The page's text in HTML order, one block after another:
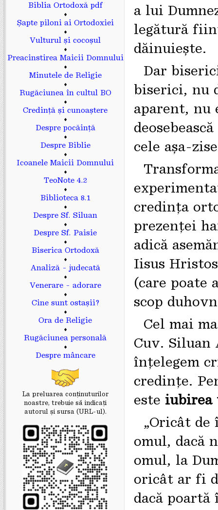
Biblia Ortodoxă pdf
♦
Șapte piloni ai Ortodoxiei
♦
Vulturul și cocoșul
♦
Preacinstirea Maicii Domnului
♦
Minutele de Religie
♦
Rugăciunea în cultul BO
♦
Credință și cunoaștere
♦
Despre pocăință
♦
Despre Biblie
♦
Icoanele Maicii Domnului
♦
TeoNote 4.2
♦
Biblioteca 8.1
♦
Despre Sf. Siluan
♦
Despre Sf. Paisie
♦
Biserica Ortodoxă
♦
Analiză - judecată
♦
Venerare - adorare
♦
Cine sunt ostașii?
♦
Ora de Religie
♦
Rugăciunea personală
♦
Despre mâncare
La preluarea conținuturilor
noastre, trebuie să indicaţi
autorul și sursa (URL-ul).
a lui
legătură
dăinuiește.
Dar
biserici, nu
aparent, nu
cele așa-
credința
prezenței
adică
Iisus
(care poate
scop
Cel mai
Cuv. Siluan
înțelegem
credințe.
este iubirea
„Oricât
omul, dacă
omul, la
oricât ar fi
dacă poartă